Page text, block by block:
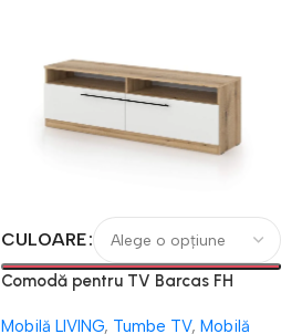
CULOARE
Comodă pentru TV Barcas FH
Mobilă LIVING, Tumbe TV, Mobilă